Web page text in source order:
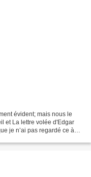
évident; mais nous le
et La lettre volée d'Edgar
je n’ai pas regardé ce à